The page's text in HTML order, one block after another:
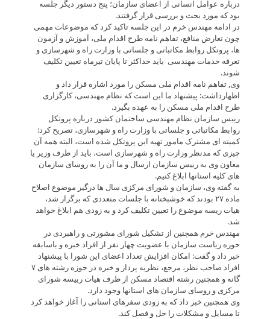
درباره عوامل انسانی از اعضای سازمان؛ پنج دستور دیگر جلسه
بود که مورد بحث و بررسی قرار گرفتند.
در ادامه مهندس خرم در این جلسه تاکید کرد که موضوعات مهمی
چون تعارض منافع، تفاهم نامه طرح اقدام ملی، آموزش و آزمون
ها، پروتکل روابط مکاتباتی و جلساتی با وزارت راه و شهرسازی و
تعرفه خدمات مهندسی باید حداکثر تا پایان تیرماه تعیین تکلیف
شوند.
وی, تفاهم نامه اقدام ملی مسکن را مورد اشاره قرار داد و
اظهارداشت: پیشنهاد ما این است که نظام مهندسی، کارگزاری
طرح اقدام ملی مسکن را به عهده بگیرد.
رییس سازمان نظام مهندسی ساختمان کشور درباره پروتکل
روابط مکاتباتی و جلساتی با وزارت راه و شهرسازی، تصریح کرد:
کمیته ای مشترک مامور تهیه این پروتکل شده است، البته همه آن
چیزی که مدنظر وزارت راه و شهرسازی است، باید از طرف وزیر یا
معاون وی به رییس سازمان ارسال و ما آن را به روسای سازمان
های کلیه استانها ابلاغ کنیم.
به گفته وی، سازمان و شورای مرکزی سال ها درگیر موضوع اصلاح
ماده ۲۷ بودند که خوشبختانه با جلسات متعددی که برگزار شد،
هیات ریسه موضوع را تعیین تکلیف کرد و به زودی هم ابلاغ خواهد
شد.
مهندس خرم همچنین از تشکیل شورای مشورتی و راهبردی در
حوزه ریاست سازمان با عضویت چهار نفر از افراد خبره و باسابقه
خبر داد و گفت: امکان افزایش تعداد اعضای این شورا با پیشنهاد
افراد صاحب نظر، مرجع، نظریه پرداز و خبره در حوزه رشته های ۷
گانه و همچنین رشته اقتصاد مسکن از طرف هیات رییسه شورای
مرکزی و روسای سازمان های استانها وجود دارد.
وی همچنین خبر داد که به زودی سفرهای استانی را آغاز خواهد کرد
تا مسایل و مشکلات را حل و فصل کند.